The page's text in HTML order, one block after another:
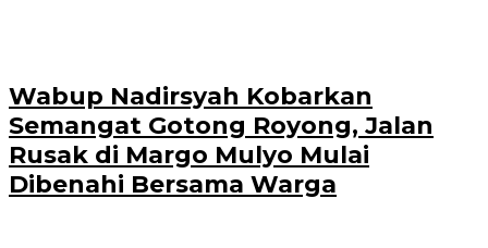
Wabup Nadirsyah Kobarkan
Semangat Gotong Royong, Jalan
Rusak di Margo Mulyo Mulai
Dibenahi Bersama Warga